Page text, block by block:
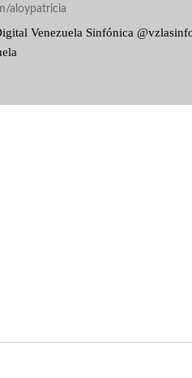
aloypatricia
Venezuela Sinfónica